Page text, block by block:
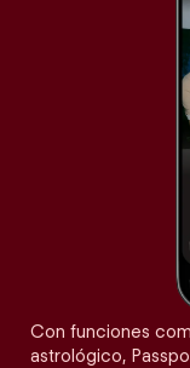
Con funciones
astrológico,